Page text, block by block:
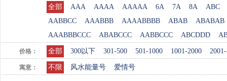
全部 AAA AAAA AAAAA 6A 7A 8A
ABC
AABBCC
AAABBB AAAABBBB ABAB
ABABAB
AAABBBCCC
ABABCCC AABBCCC ABCDDD
价格： 全部 300以下 301-500 501-1000 1001-2000
寓意： 不限 风水能量号 爱情号